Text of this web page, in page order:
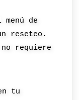
de
reseteo.
requiere
tu